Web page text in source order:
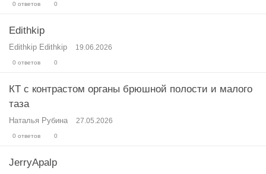
0 ответов 0
Edithkip
Edithkip Edithkip 19.06.2026
0 ответов 0
КТ с контрастом органы брюшной полости и малого
таза
Наталья Рубина 27.05.2026
0 ответов 0
JerryApalp